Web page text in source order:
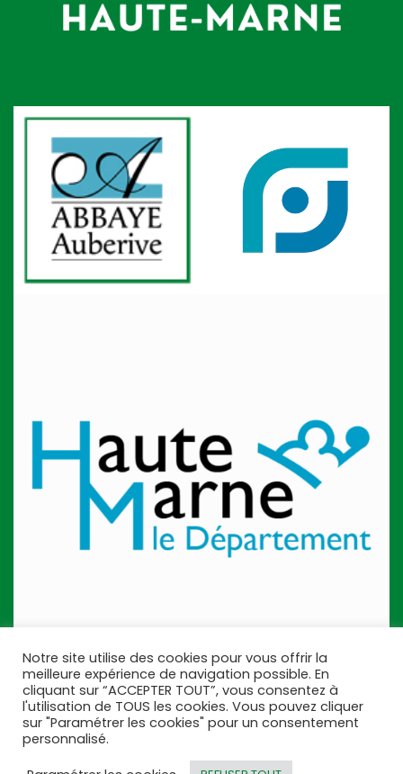
© 2021 TourHauteMarne - Théo Caviezel & Johann Legrand
Notre site utilise des cookies pour vous offrir la
meilleure expérience de navigation possible. En
cliquant sur “ACCEPTER TOUT”, vous consentez à
l'utilisation de TOUS les cookies. Vous pouvez cliquer
sur "Paramétrer les cookies" pour un consentement
personnalisé.